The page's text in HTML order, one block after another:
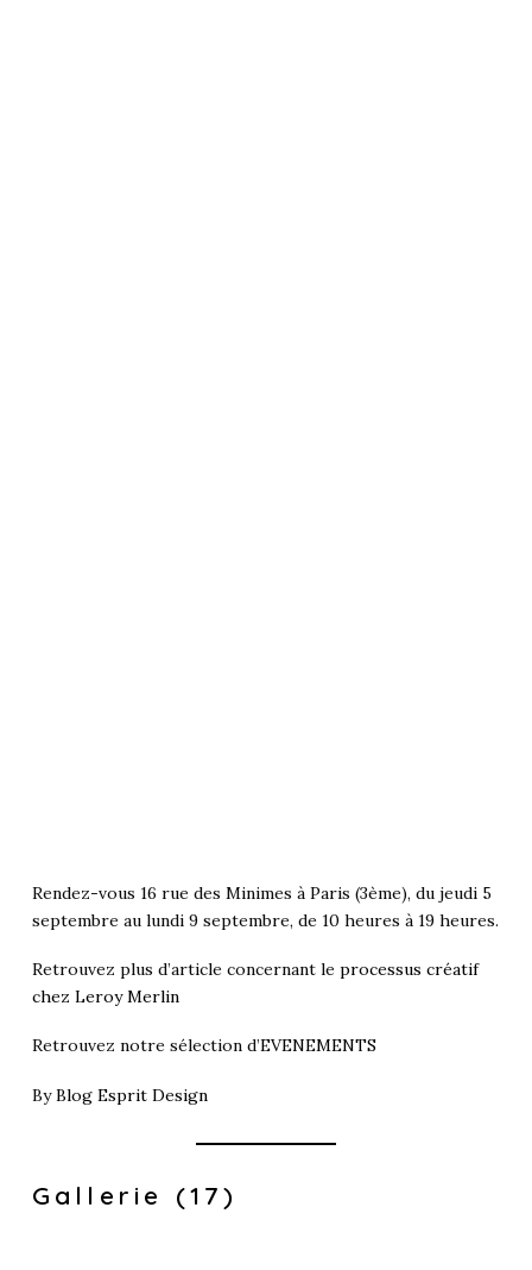
Rendez-vous 16 rue des Minimes à Paris (3ème), du jeudi 5
septembre au lundi 9 septembre, de 10 heures à 19 heures.
Retrouvez plus d’article concernant le processus créatif
chez Leroy Merlin
Retrouvez notre sélection d’EVENEMENTS
ByBlog Esprit Design
Gallerie (17)